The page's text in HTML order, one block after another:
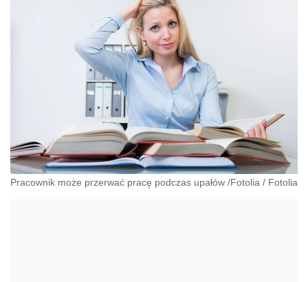
Pracownik może przerwać pracę podczas upałów /Fotolia / Fotolia